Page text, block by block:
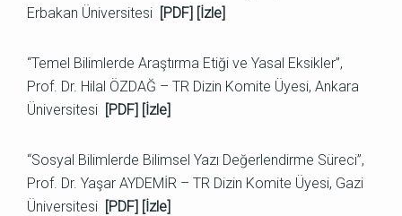
Erbakan Üniversitesi [PDF] [İzle]
“Temel Bilimlerde Araştırma Etiği ve Yasal Eksikler”,
Prof. Dr. Hilal ÖZDAĞ – TR Dizin Komite Üyesi, Ankara
Üniversitesi [PDF] [İzle]
“Sosyal Bilimlerde Bilimsel Yazı Değerlendirme Süreci”,
Prof. Dr. Yaşar AYDEMİR – TR Dizin Komite Üyesi, Gazi
Üniversitesi [PDF] [İzle]